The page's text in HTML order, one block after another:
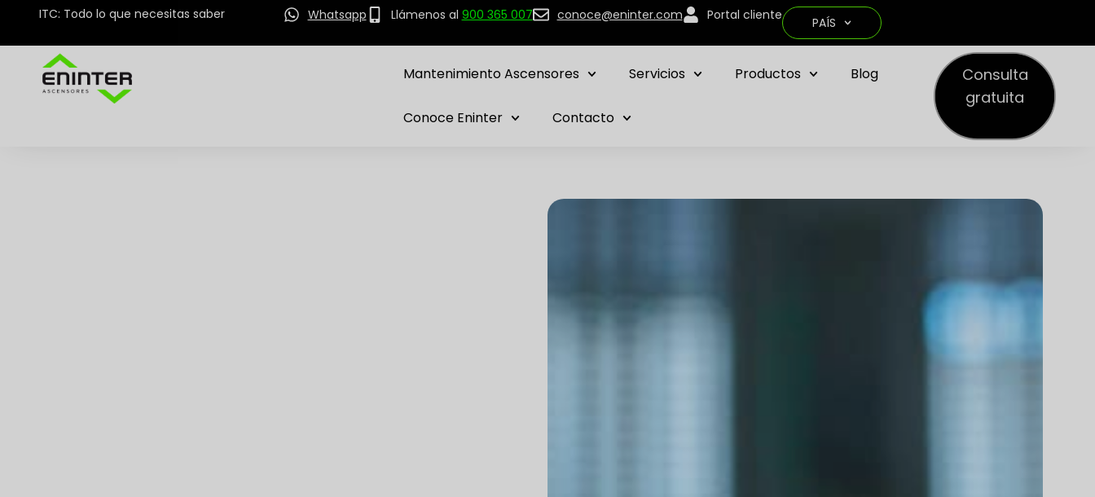
ITC: Todo lo que necesitas saber Whatsapp Llámenos al 900 365 007 conoce@eninter.com Portal cliente PAÍS
Mantenimiento Ascensores Servicios Productos Blog
Conoce Eninter Contacto
Consulta
gratuita